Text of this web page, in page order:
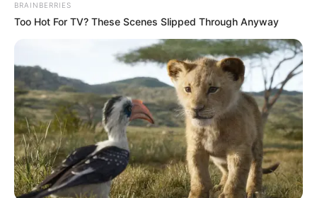
BRAINBERRIES
Too Hot For TV? These Scenes Slipped Through Anyway